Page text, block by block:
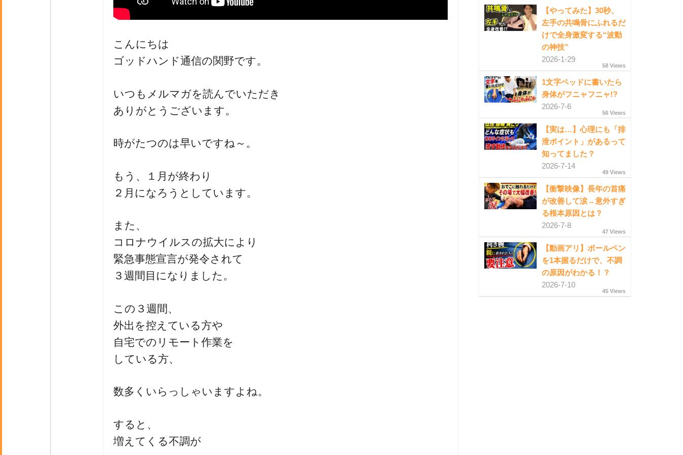
こんにちは
ゴッドハンド通信の関野です。
いつもメルマガを読んでいただき
ありがとうございます。
時がたつのは早いですね～。
もう、１月が終わり
２月になろうとしています。
また、
コロナウイルスの拡大により
緊急事態宣言が発令されて
３週間目になりました。
この３週間、
外出を控えている方や
自宅でのリモート作業を
している方、
数多くいらっしゃいますよね。
すると、
増えてくる不調が
【やってみた】30秒、
左手の共鳴骨にふれるだ
けで全身激変する“波動
の神技”
2026-1-29
58 Views
1文字ベッドに書いたら
身体がフニャフニャ!?
2026-7-6
56 Views
【実は…】心理にも「排
泄ポイント」があるって
知ってました？
2026-7-14
49 Views
【衝撃映像】長年の首痛
が改善して涙→意外すぎ
る根本原因とは？
2026-7-8
47 Views
【動画アリ】ボールペン
を1本握るだけで、不調
の原因がわかる！？
2026-7-10
45 Views